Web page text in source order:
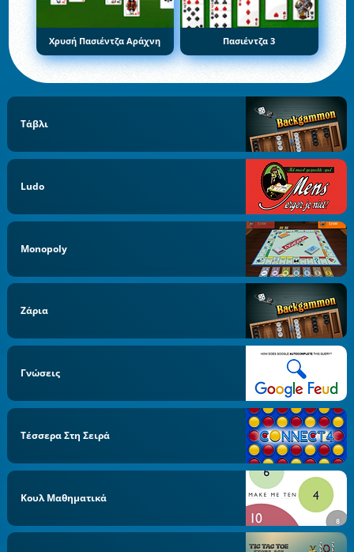
Χρυσή Πασιέντζα Αράχνη Πασιέντζα 3
Τάβλι
Ludo
Monopoly
Ζάρια
Γνώσεις
Τέσσερα Στη Σειρά
Κουλ Μαθηματικά